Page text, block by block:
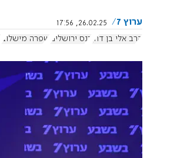
ערוץ 7
26.02.25, 17:56
הרב אלי בן דהן כנס ירושלים שפרה מישלוב